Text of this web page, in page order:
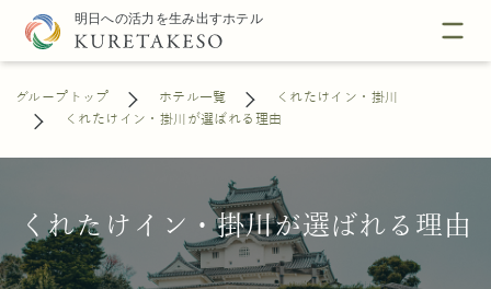
グループトップ ホテル一覧
くれたけイン・掛川
くれたけイン・掛川が選ばれる理由
くれたけイン・掛川が選ばれる理由